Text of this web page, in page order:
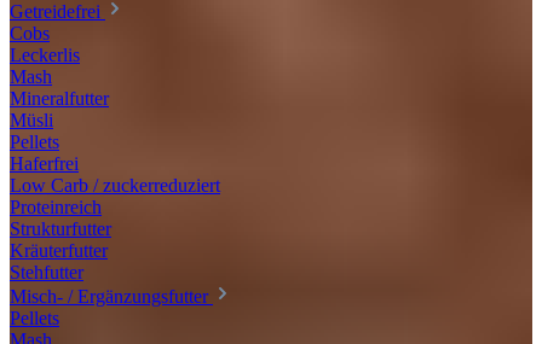
Getreidefrei
Cobs
Leckerlis
Mash
Mineralfutter
Müsli
Pellets
Haferfrei
Low Carb / zuckerreduziert
Proteinreich
Strukturfutter
Kräuterfutter
Stehfutter
Misch- / Ergänzungsfutter
Pellets